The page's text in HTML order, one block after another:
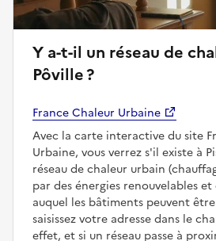
Y a-t-il un réseau de chaleur à Pissy-
Pôville ?
France Chaleur Urbaine
Avec la carte interactive du site
Urbaine, vous verrez s'il existe à
réseau de chaleur urbain
par des énergies renouvelables
auquel les bâtiments peuvent
saisissez votre adresse dans le
effet, et si un réseau passe à